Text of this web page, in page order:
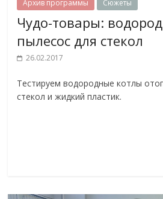
Архив программы Сюжеты
Чудо-товары:
пылесос для стекол
26.02.2017
Тестируем водородные котлы
стекол и жидкий пластик.